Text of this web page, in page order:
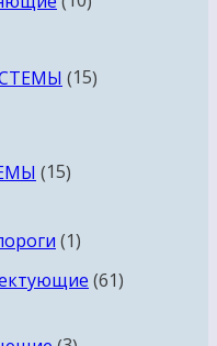
15товаров
15товаров
11
товар
6161